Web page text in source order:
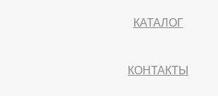
КАТАЛОГ
КОНТАКТЫ